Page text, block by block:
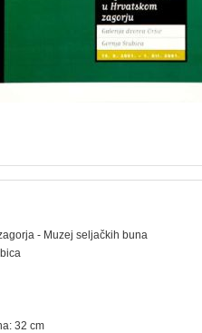
- Muzej seljačkih buna
32 cm